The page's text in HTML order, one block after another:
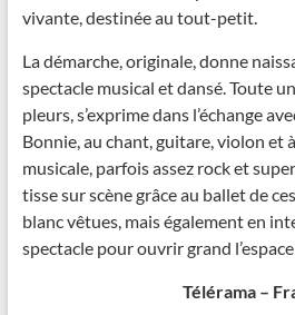
vivante, destinée au tout-petit.
La démarche, originale, donne
spectacle musical et dansé. Toute
pleurs, s’exprime dans l’échange
Bonnie, au chant, guitare, violon et
musicale, parfois assez rock et
tisse sur scène grâce au ballet de
blanc vêtues, mais également en
spectacle pour ouvrir grand
Télérama –